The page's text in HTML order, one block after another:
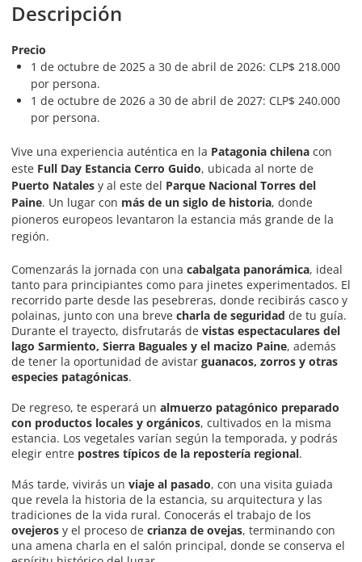
Descripción
Precio
1 de octubre de 2025 a 30 de abril de 2026: CLP$ 218.000
por persona.
1 de octubre de 2026 a 30 de abril de 2027: CLP$ 240.000
por persona.
Vive una experiencia auténtica en la Patagonia chilena con
este Full Day Estancia Cerro Guido, ubicada al norte de
Puerto Natales y al este del Parque Nacional Torres del
Paine. Un lugar con más de un siglo de historia, donde
pioneros europeos levantaron la estancia más grande de la
región.
Comenzarás la jornada con una cabalgata panorámica, ideal
tanto para principiantes como para jinetes experimentados. El
recorrido parte desde las pesebreras, donde recibirás casco y
polainas, junto con una breve charla de seguridad de tu guía.
Durante el trayecto, disfrutarás de vistas espectaculares del
lago Sarmiento, Sierra Baguales y el macizo Paine, además
de tener la oportunidad de avistar guanacos, zorros y otras
especies patagónicas.
De regreso, te esperará un almuerzo patagónico preparado
con productos locales y orgánicos, cultivados en la misma
estancia. Los vegetales varían según la temporada, y podrás
elegir entre postres típicos de la repostería regional.
Más tarde, vivirás un viaje al pasado, con una visita guiada
que revela la historia de la estancia, su arquitectura y las
tradiciones de la vida rural. Conocerás el trabajo de los
ovejeros y el proceso de crianza de ovejas, terminando con
una amena charla en el salón principal, donde se conserva el